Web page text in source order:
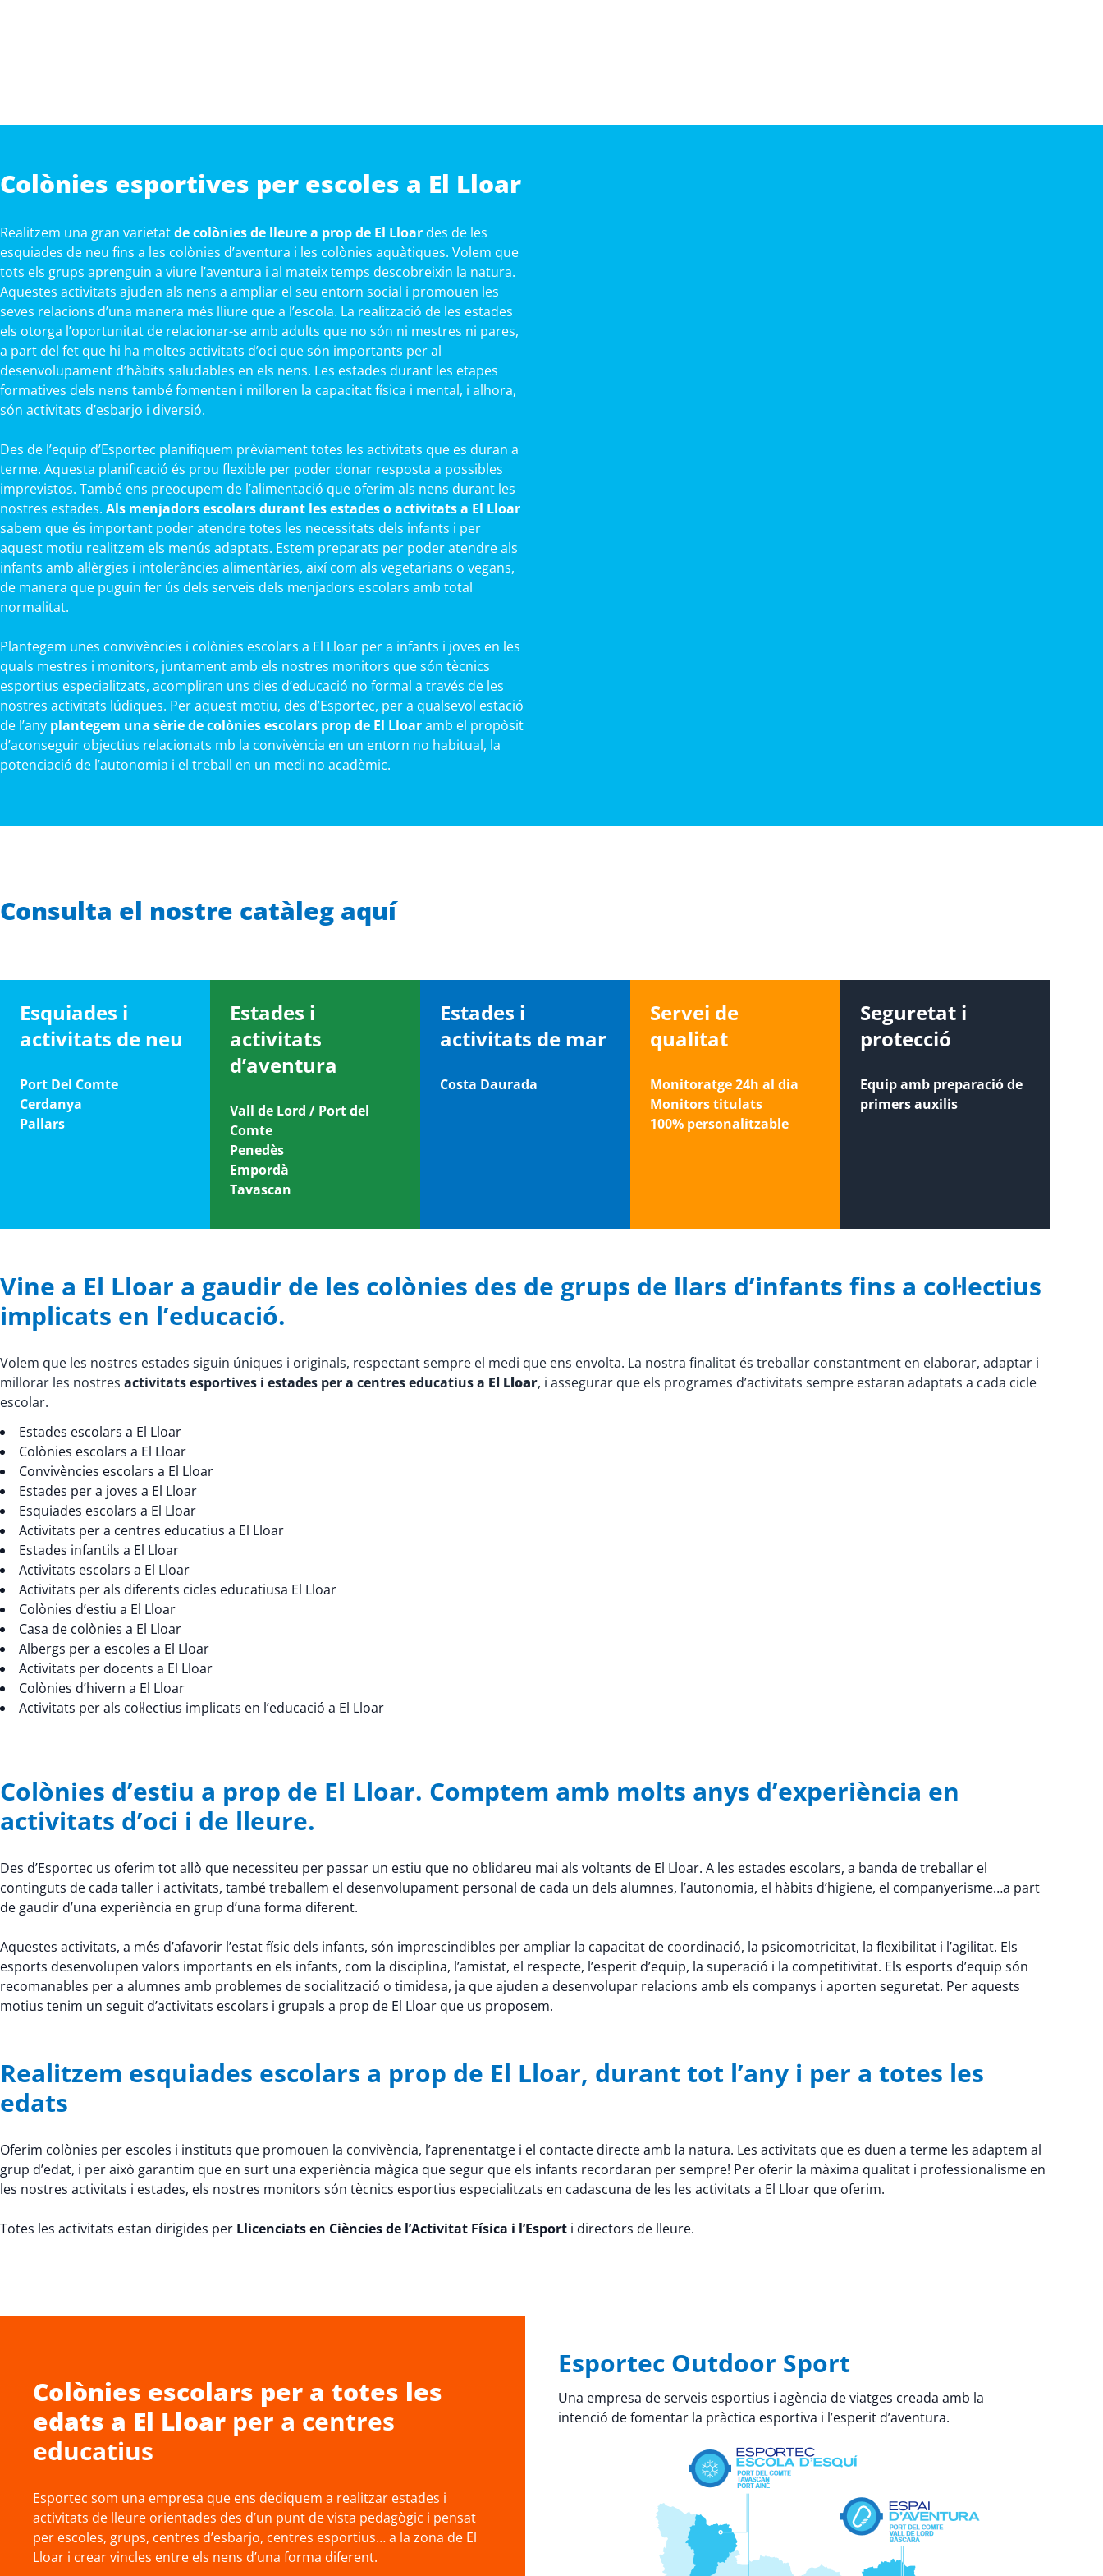
Colònies esportives per escoles a El Lloar
Realitzem una gran varietatde colònies de lleure a prop de El Lloardes de les
esquiades de neu fins a les colònies d’aventura i les colònies aquàtiques. Volem que
tots els grups aprenguin a viure l’aventura i al mateix temps descobreixin la natura.
Aquestes activitats ajuden als nens a ampliar el seu entorn social i promouen les
seves relacions d’una manera més lliure que a l’escola. La realització de les estades
els otorga l’oportunitat de relacionar-se amb adults que no són ni mestres ni pares,
a part del fet que hi ha moltes activitats d’oci que són importants per al
desenvolupament d’hàbits saludables en els nens. Les estades durant les etapes
formatives dels nens també fomenten i milloren la capacitat física i mental, i alhora,
són activitats d’esbarjo i diversió.
Des de l’equip d’Esportec planifiquem prèviament totes les activitats que es duran a
terme. Aquesta planificació és prou flexible per poder donar resposta a possibles
imprevistos. També ens preocupem de l’alimentació que oferim als nens durant les
nostres estades. Als menjadors escolars durant les estades o activitats a El Lloar
sabem que és important poder atendre totes les necessitats dels infants i per
aquest motiu realitzem els menús adaptats. Estem preparats per poder atendre als
infants amb al·lèrgies i intoleràncies alimentàries, així com als vegetarians o vegans,
de manera que puguin fer ús dels serveis dels menjadors escolars amb total
normalitat.
Plantegem unes convivències i colònies escolars a El Lloar per a infants i joves en les
quals mestres i monitors, juntament amb els nostres monitors que són tècnics
esportius especialitzats, acompliran uns dies d’educació no formal a través de les
nostres activitats lúdiques. Per aquest motiu, des d’Esportec, per a qualsevol estació
de l’any plantegem una sèrie de colònies escolars prop de El Lloaramb el propòsit
d’aconseguir objectius relacionats mb la convivència en un entorn no habitual, la
potenciació de l’autonomia i el treball en un medi no acadèmic.
Consulta el nostre catàleg aquí
Esquiades i
activitats de neu
Port Del Comte
Cerdanya
Pallars
Estades i
activitats
d’aventura
Vall de Lord / Port del
Comte
Penedès
Empordà
Tavascan
Estades i
activitats de mar
Costa Daurada
Servei de
qualitat
Monitoratge 24h al dia
Monitors titulats
100% personalitzable
Seguretat i
protecció
Equip amb preparació de
primers auxilis
Vine a El Lloar a gaudir de les colònies des de grups de llars d’infants fins a col·lectius
implicats en l’educació.
Volem que les nostres estades siguin úniques i originals, respectant sempre el medi que ens envolta. La nostra finalitat és treballar constantment en elaborar, adaptar i
millorar les nostres activitats esportives i estades per a centres educatius a El Lloar, i assegurar que els programes d’activitats sempre estaran adaptats a cada cicle
escolar.
Estades escolars a El Lloar
Colònies escolars a El Lloar
Convivències escolars a El Lloar
Estades per a joves a El Lloar
Esquiades escolars a El Lloar
Activitats per a centres educatius a El Lloar
Estades infantils a El Lloar
Activitats escolars a El Lloar
Activitats per als diferents cicles educatiusa El Lloar
Colònies d’estiu a El Lloar
Casa de colònies a El Lloar
Albergs per a escoles a El Lloar
Activitats per docents a El Lloar
Colònies d’hivern a El Lloar
Activitats per als col·lectius implicats en l’educació a El Lloar
Colònies d’estiu a prop de El Lloar. Comptem amb molts anys d’experiència en
activitats d’oci i de lleure.
Des d’Esportec us oferim tot allò que necessiteu per passar un estiu que no oblidareu mai als voltants de El Lloar. A les estades escolars, a banda de treballar el
continguts de cada taller i activitats, també treballem el desenvolupament personal de cada un dels alumnes, l’autonomia, el hàbits d’higiene, el companyerisme…a part
de gaudir d’una experiència en grup d’una forma diferent.
Aquestes activitats, a més d’afavorir l’estat físic dels infants, són imprescindibles per ampliar la capacitat de coordinació, la psicomotricitat, la flexibilitat i l’agilitat. Els
esports desenvolupen valors importants en els infants, com la disciplina, l’amistat, el respecte, l’esperit d’equip, la superació i la competitivitat. Els esports d’equip són
recomanables per a alumnes amb problemes de socialització o timidesa, ja que ajuden a desenvolupar relacions amb els companys i aporten seguretat. Per aquests
motius tenim un seguit d’activitats escolars i grupals a prop de El Lloar que us proposem.
Realitzem esquiades escolars a prop de El Lloar, durant tot l’any i per a totes les
edats
Oferim colònies per escoles i instituts que promouen la convivència, l’aprenentatge i el contacte directe amb la natura. Les activitats que es duen a terme les adaptem al
grup d’edat, i per això garantim que en surt una experiència màgica que segur que els infants recordaran per sempre! Per oferir la màxima qualitat i professionalisme en
les nostres activitats i estades, els nostres monitors són tècnics esportius especialitzats en cadascuna de les les activitats a El Lloar que oferim.
Totes les activitats estan dirigides per Llicenciats en Ciències de l’Activitat Física i l’Esport i directors de lleure.
Colònies escolars per a totes les
edats a El Lloar per a centres
educatius
Esportec som una empresa que ens dediquem a realitzar estades i
activitats de lleure orientades des d’un punt de vista pedagògic i pensat
per escoles, grups, centres d’esbarjo, centres esportius… a la zona de El
Lloar i crear vincles entre els nens d’una forma diferent.
Esportec Outdoor Sport
Una empresa de serveis esportius i agència de viatges creada amb la
intenció de fomentar la pràctica esportiva i l’esperit d’aventura.